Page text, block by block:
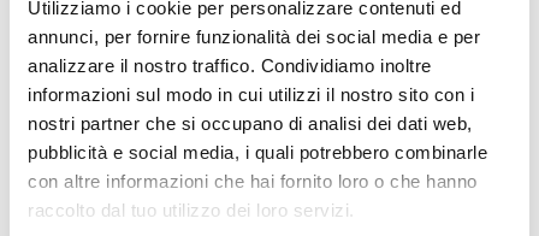
Utilizziamo i cookie per personalizzare contenuti ed
annunci, per fornire funzionalità dei social media e per
analizzare il nostro traffico. Condividiamo inoltre
informazioni sul modo in cui utilizzi il nostro sito con i
nostri partner che si occupano di analisi dei dati web,
pubblicità e social media, i quali potrebbero combinarle
con altre informazioni che hai fornito loro o che hanno
raccolto dal tuo utilizzo dei loro servizi.